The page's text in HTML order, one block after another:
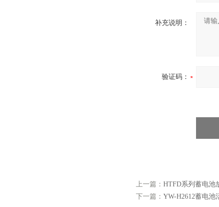
补充说明：
验证码：
上一篇： HTFD系列蓄电池
下一篇： YW-H2612蓄电池